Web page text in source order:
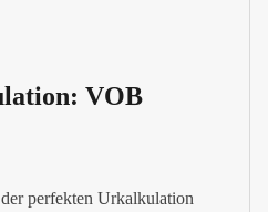
VOB
perfekten Urkalkulation